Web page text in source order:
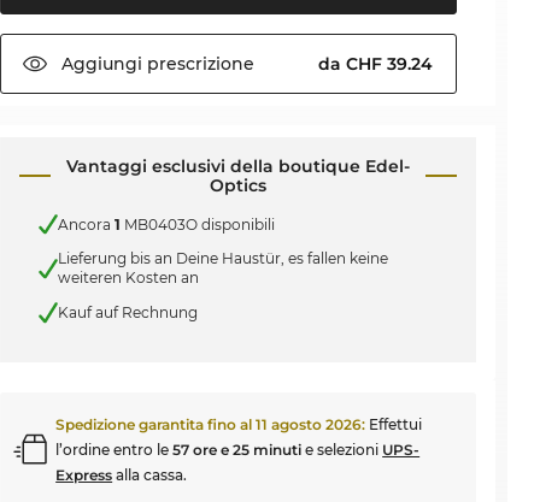
Aggiungi prescrizione da CHF 39.24
Vantaggi esclusivi della boutique Edel-
Optics
Ancora1 MB0403O disponibili
Lieferung bis an Deine Haustür, es fallen keine
weiteren Kosten an
Kauf auf Rechnung
Spedizione garantita fino al11 agosto 2026: Effettui
l’ordine entro le57 ore e 25 minuti e selezioni UPS-
Express alla cassa.